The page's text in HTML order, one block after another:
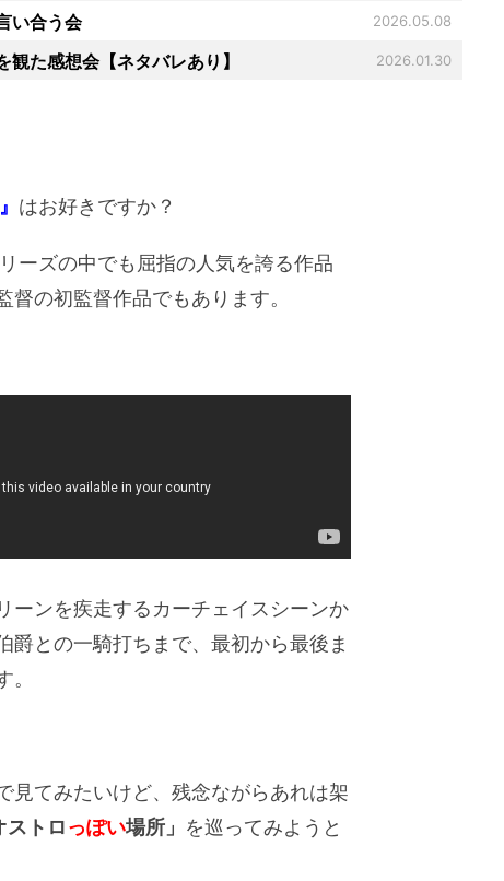
い合う会 2026.05.08
た感想会【ネタバレあり】 2026.01.30
はお好きですか？
ーズの中でも屈指の人気を誇る作品
督の初監督作品でもあります。
ーンを疾走するカーチェイスシーンか
爵との一騎打ちまで、最初から最後ま
。
見てみたいけど、残念ながらあれは架
ストロっぽい場所」 を巡ってみようと